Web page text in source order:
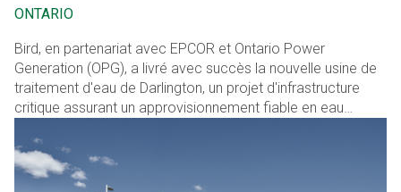
ONTARIO
Bird, en partenariat avec EPCOR et Ontario Power
Generation (OPG), a livré avec succès la nouvelle usine de
traitement d'eau de Darlington, un projet d'infrastructure
critique assurant un approvisionnement fiable en eau
vapeur nucléaire d'OPG pour les 30 prochaines années.
Cette installation de 2 800 m2, située sur le site sécurisé de
la centrale nucléaire de Darlington, a été stratégiquement